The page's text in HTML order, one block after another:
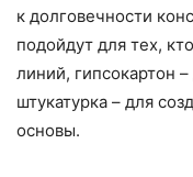
к долговечности
подойдут для тех,
линий, гипсокартон
штукатурка – для
основы.